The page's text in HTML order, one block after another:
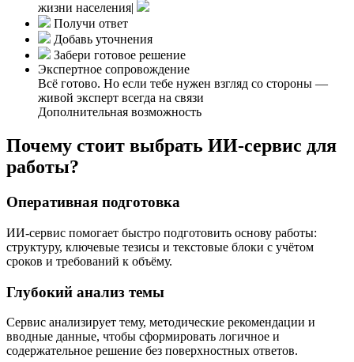
жизни населения|
Получи ответ
Добавь уточнения
Забери готовое решение
Экспертное сопровождение
Всё готово. Но если тебе нужен взгляд со стороны —
живой эксперт всегда на связи
Дополнительная возможность
Почему стоит выбрать ИИ-сервис для
работы?
Оперативная подготовка
ИИ-сервис помогает быстро подготовить основу работы:
структуру, ключевые тезисы и текстовые блоки с учётом
сроков и требований к объёму.
Глубокий анализ темы
Сервис анализирует тему, методические рекомендации и
вводные данные, чтобы сформировать логичное и
содержательное решение без поверхностных ответов.